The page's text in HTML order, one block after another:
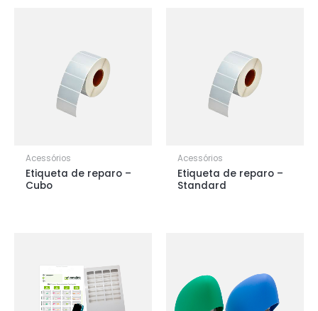
Acessórios
Etiqueta de reparo –
Cubo
Acessórios
Etiqueta de reparo –
Standard